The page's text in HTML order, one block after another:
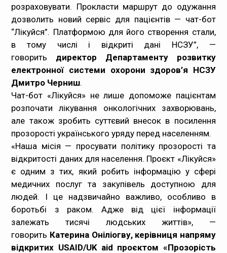
розраховувати. Прокласти маршрут до одужання
дозволить новий сервіс для пацієнтів — чат-бот
“Лікуйся”. Платформою для його створення стали,
в тому числі і відкриті дані НСЗУ”, —
говорить директор Департаменту розвитку
електронної системи охорони здоров’я НСЗУ
Дмитро Черниш.
Чат-бот «Лікуйся» не лише допоможе пацієнтам
розпочати лікування онкологічних захворювань,
але також зробить суттєвий внесок в посилення
прозорості українського уряду перед населенням.
«Наша місія — просувати політику прозорості та
відкритості даних для населення. Проєкт «Лікуйся»
є одним з тих, який робить інформацію у сфері
медичних послуг та закупівель доступною для
людей. І це надзвичайно важливо, особливо в
боротьбі з раком. Адже від цієї інформації
залежать тисячі людських життів», —
говорить Катерина Оніліогву, керівниця напряму
відкритих USAID/UK aid проєктом «Прозорість